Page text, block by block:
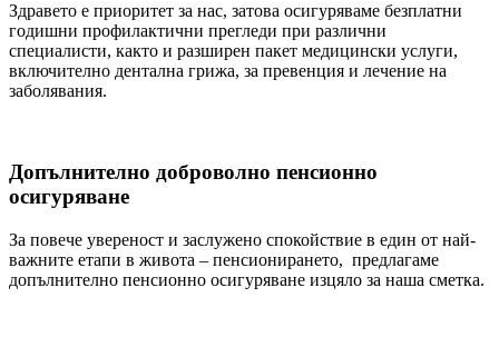
Здравето е приоритет за нас, затова осигуряваме безплатни
годишни профилактични прегледи при различни
специалисти, както и разширен пакет медицински услуги,
включително дентална грижа, за превенция и лечение на
заболявания.
Допълнително доброволно пенсионно
осигуряване
За повече увереност и заслужено спокойствие в един от най-
важните етапи в живота – пенсионирането, предлагаме
допълнително пенсионно осигуряване изцяло за наша сметка.